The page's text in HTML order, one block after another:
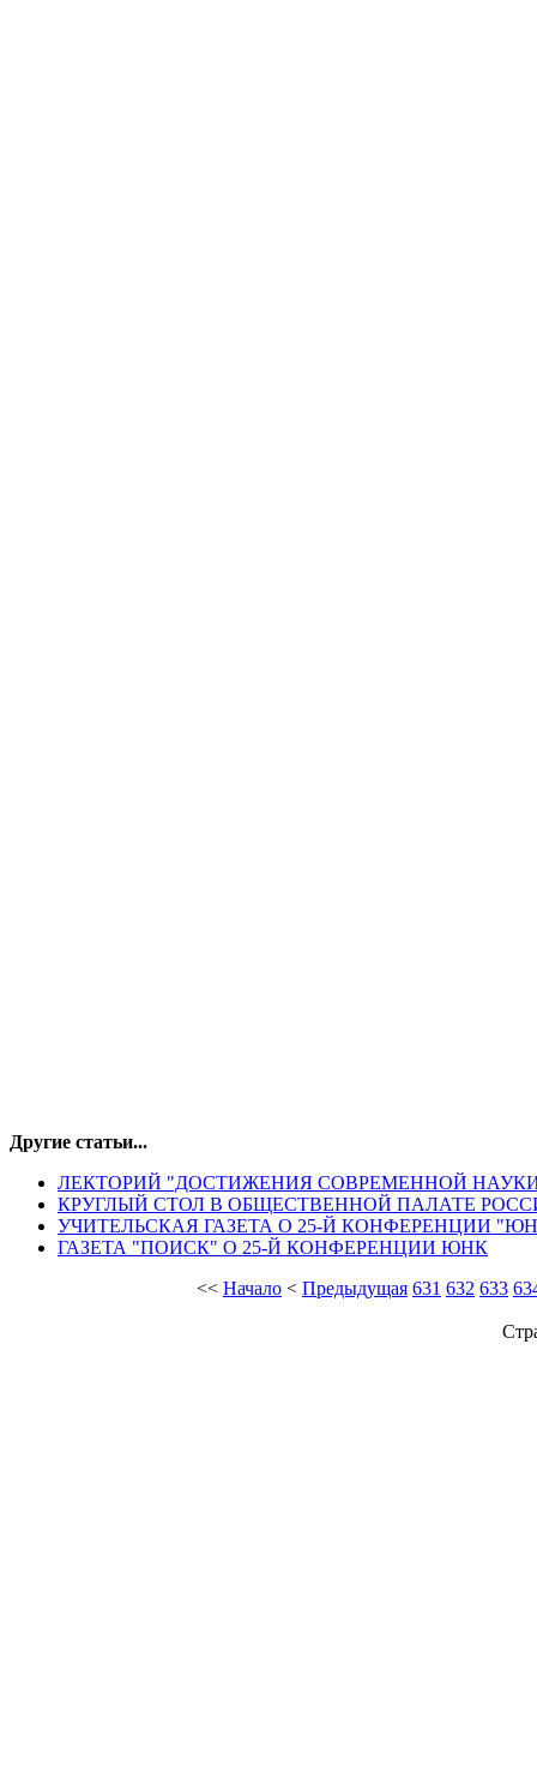
Другие статьи...
ЛЕКТОРИЙ "ДОСТИЖЕНИЯ СОВРЕМЕННОЙ
КРУГЛЫЙ СТОЛ В ОБЩЕСТВЕННОЙ ПАЛАТЕ
УЧИТЕЛЬСКАЯ ГАЗЕТА О 25-Й КОНФЕРЕНЦИИ
ГАЗЕТА "ПОИСК" О 25-Й КОНФЕРЕНЦИИ ЮНК
<< Начало < Предыдущая 631 632 633